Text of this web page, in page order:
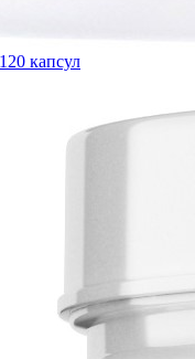
капсул